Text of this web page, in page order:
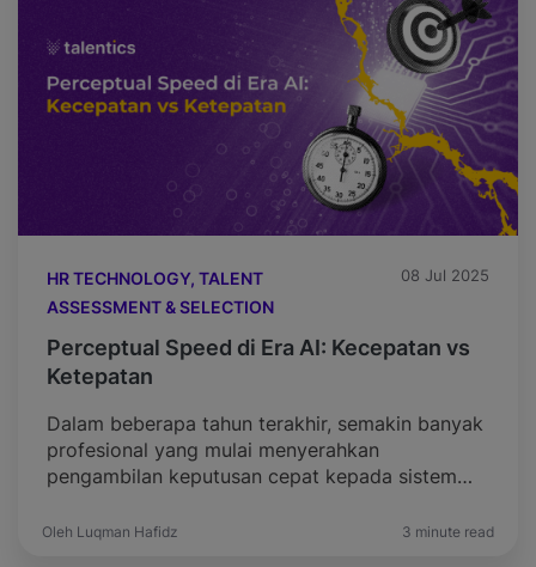
HR TECHNOLOGY, TALENT
ASSESSMENT & SELECTION
08 Jul 2025
Perceptual Speed di Era AI: Kecepatan vs
Ketepatan
Dalam beberapa tahun terakhir, semakin banyak
profesional yang mulai menyerahkan
pengambilan keputusan cepat kepada sistem
kandidat, hingga analisis tren pasar kini banyak
Oleh Luqman Hafidz 3 minute read